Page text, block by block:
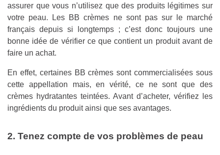
assurer que vous n’utilisez que des produits légitimes sur
votre peau. Les BB crèmes ne sont pas sur le marché
français depuis si longtemps ; c’est donc toujours une
bonne idée de vérifier ce que contient un produit avant de
faire un achat.
En effet, certaines BB crèmes sont commercialisées sous
cette appellation mais, en vérité, ce ne sont que des
crèmes hydratantes teintées. Avant d’acheter, vérifiez les
ingrédients du produit ainsi que ses avantages.
2. Tenez compte de vos problèmes de peau